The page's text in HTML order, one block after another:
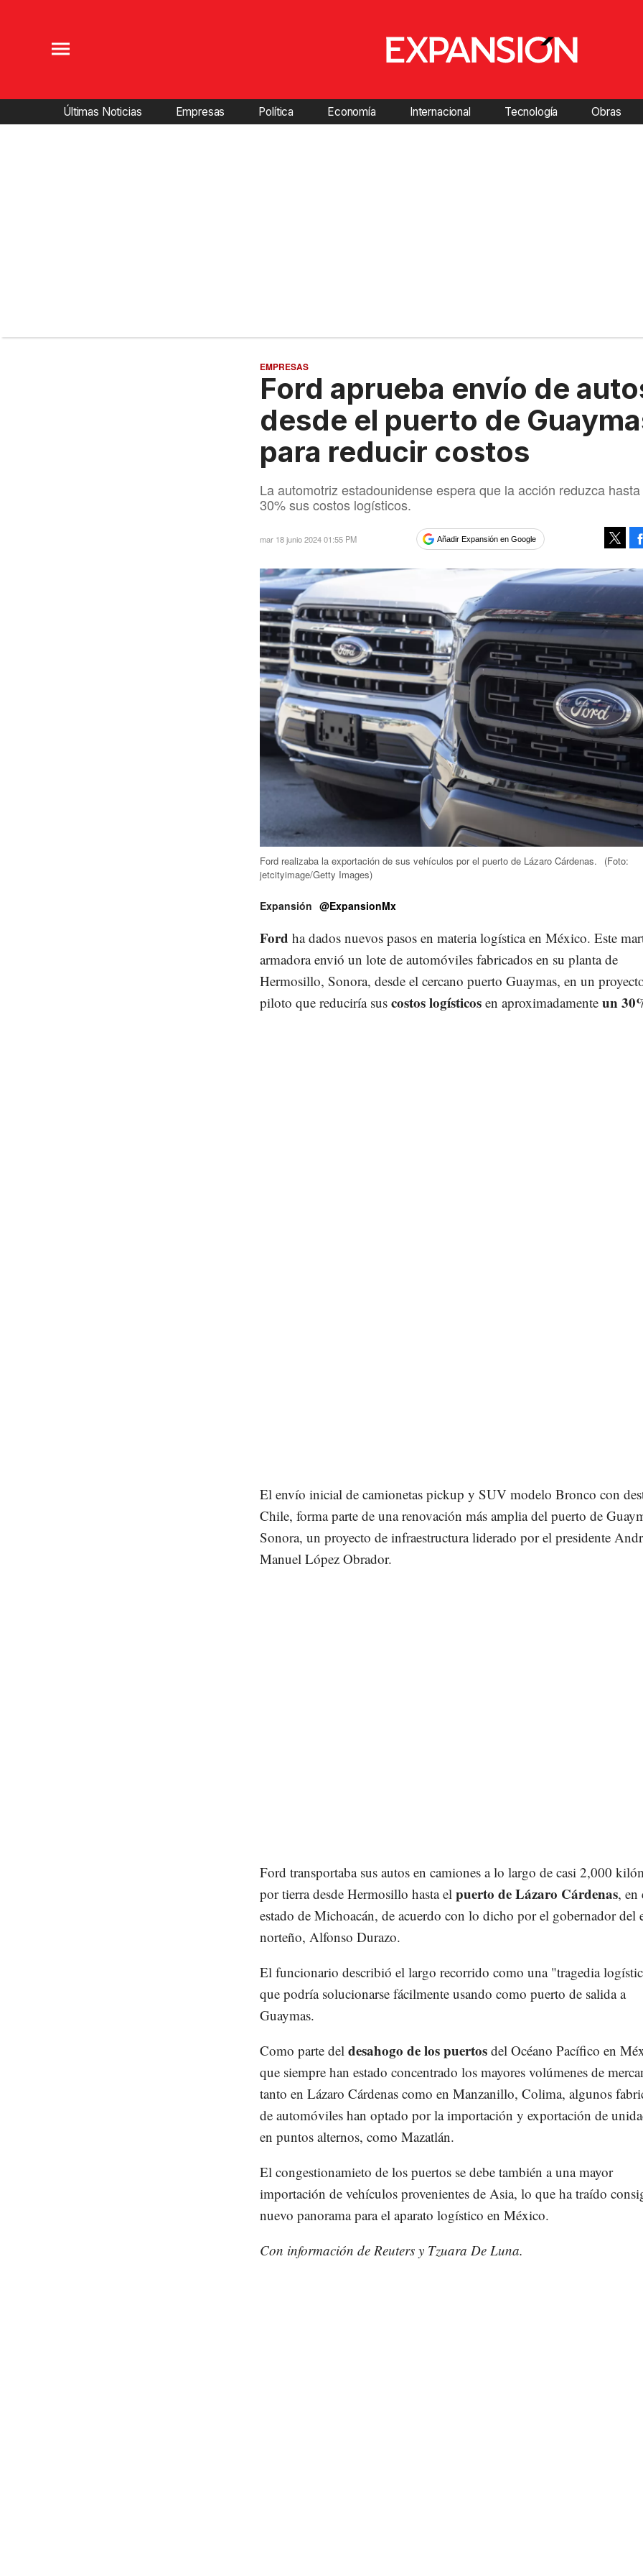
Últimas Noticias Empresas Política Economía Internacional Tecnología Obras
EMPRESAS
Ford aprueba envío de
desde el puerto de
para reducir costos
La automotriz estadounidense espera que la acción reduzca hasta
30% sus costos logísticos.
mar 18 junio 2024 01:55 PM Añadir Expansión en Google
Ford realizaba la exportación de sus vehículos por el puerto de Lázaro Cárdenas.
(Foto:
jetcityimage/Getty Images)
Expansión @ExpansionMx
Ford ha dados nuevos pasos en materia logística en México. Este
armadora envió un lote de automóviles fabricados en su planta de
Hermosillo, Sonora, desde el cercano puerto Guaymas, en un
piloto que reduciría sus costos logísticos en aproximadamente un
El envío inicial de camionetas pickup y SUV modelo Bronco con
Chile, forma parte de una renovación más amplia del puerto de
Sonora, un proyecto de infraestructura liderado por el presidente
Manuel López Obrador.
Ford transportaba sus autos en camiones a lo largo de casi 2,000
por tierra desde Hermosillo hasta el puerto de Lázaro Cárdenas, en
estado de Michoacán, de acuerdo con lo dicho por el gobernador del
norteño, Alfonso Durazo.
El funcionario describió el largo recorrido como una "tragedia
que podría solucionarse fácilmente usando como puerto de salida a
Guaymas.
Como parte del desahogo de los puertos del Océano Pacífico en
que siempre han estado concentrado los mayores volúmenes de
tanto en Lázaro Cárdenas como en Manzanillo, Colima, algunos
de automóviles han optado por la importación y exportación de
en puntos alternos, como Mazatlán.
El congestionamieto de los puertos se debe también a una mayor
importación de vehículos provenientes de Asia, lo que ha traído
nuevo panorama para el aparato logístico en México.
Con información de Reuters y Tzuara De Luna.